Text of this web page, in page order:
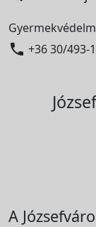
 +36 30/493-
A